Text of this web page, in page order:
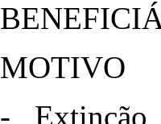
MOTIVO
-